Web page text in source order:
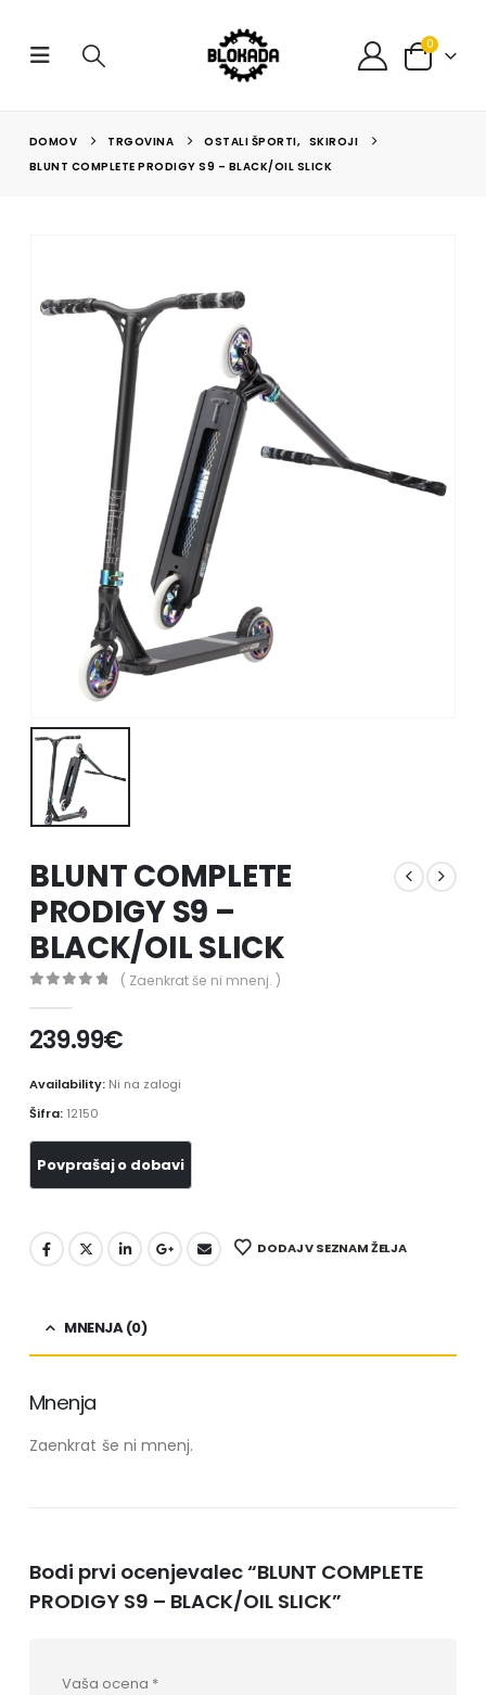
0
DOMOV TRGOVINA OSTALI ŠPORTI, SKIROJI
BLUNT COMPLETE PRODIGY S9 – BLACK/OIL SLICK
BLUNT COMPLETE
PRODIGY S9 –
BLACK/OIL SLICK
( Zaenkrat še ni mnenj. )
239.99€
Availability: Ni na zalogi
Šifra: 12150
DODAJ V SEZNAM ŽELJA
MNENJA (0)
Mnenja
Zaenkrat še ni mnenj.
Bodi prvi ocenjevalec “BLUNT COMPLETE
PRODIGY S9 – BLACK/OIL SLICK”
Vaša ocena *